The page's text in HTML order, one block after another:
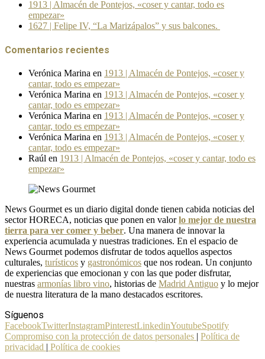
1913 | Almacén de Pontejos, «coser y cantar, todo es
empezar»
1627 | Felipe IV, “La Marizápalos” y sus balcones.
Comentarios recientes
Verónica Marina en 1913 | Almacén de Pontejos, «coser y
cantar, todo es empezar»
Verónica Marina en 1913 | Almacén de Pontejos, «coser y
cantar, todo es empezar»
Verónica Marina en 1913 | Almacén de Pontejos, «coser y
cantar, todo es empezar»
Verónica Marina en 1913 | Almacén de Pontejos, «coser y
cantar, todo es empezar»
Raúl en 1913 | Almacén de Pontejos, «coser y cantar, todo es
empezar»
News Gourmet es un diario digital donde tienen cabida noticias del
sector HORECA, noticias que ponen en valorlo mejor de nuestra
tierra para ver comer y beber. Una manera de innovar la
experiencia acumulada y nuestras tradiciones. En el espacio de
News Gourmet podemos disfrutar de todos aquellos aspectos
culturales, turísticos y gastronómicos que nos rodean. Un conjunto
de experiencias que emocionan y con las que poder disfrutar,
nuestras armonías libro vino, historias de Madrid Antiguo y lo mejor
de nuestra literatura de la mano destacados escritores.
Síguenos
FacebookTwitterInstagramPinterestLinkedinYoutubeSpotify
Compromiso con la protección de datos personales | Política de
privacidad | Política de cookies